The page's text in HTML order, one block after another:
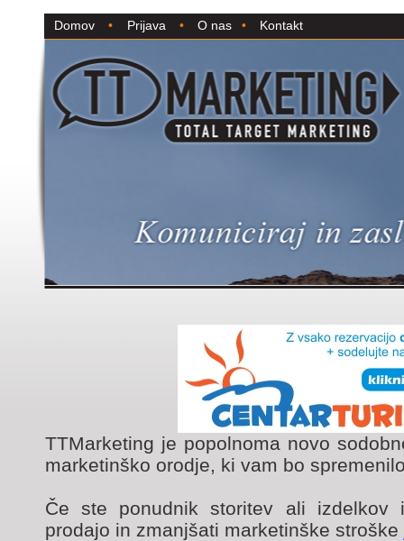
Domov • Prijava • O nas • Kontakt
TTMarketing je popolnoma novo
marketinško orodje, ki vam bo
Če ste ponudnik storitev ali
prodajo in zmanjšati marketinške stroške